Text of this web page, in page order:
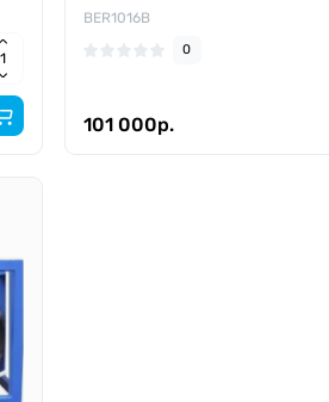
BER1016B
0
101 000р.